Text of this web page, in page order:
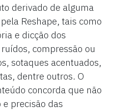
derivado de alguma
Reshape, tais como
e dicção dos
compressão ou
sotaques acentuados,
dentre outros. O
concorda que não
precisão das